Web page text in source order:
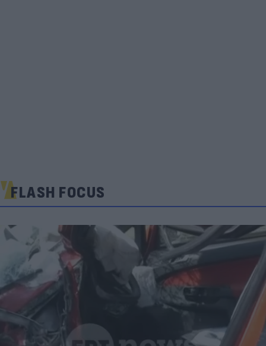
FLASH FOCUS